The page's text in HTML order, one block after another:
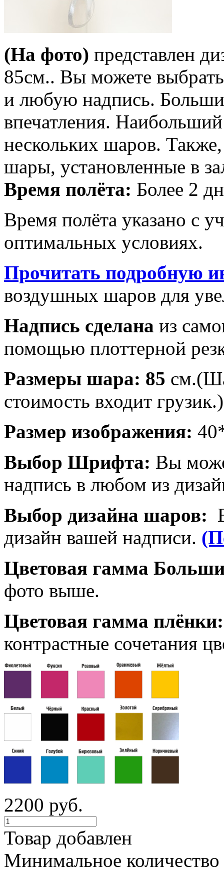
(На фото) представлен
85см.. Вы можете
и любую надпись.
впечатления. Наибольший
нескольких шаров.
шары, установленные в
Время полёта: Более 2
Время полёта указано с
оптимальных условиях.
Прочитать подробную
воздушных шаров для
Надпись сделана из
помощью плоттерной
Размеры шара: 85
стоимость входит грузик.)
Размер изображения:
Выбор Шрифта: Вы
надпись в любом из
Выбор дизайна шаров:
дизайн вашей надписи.
Цветовая гамма
фото выше.
Цветовая гамма
контрастные сочетания
2200 руб.
Товар добавлен
Минимальное